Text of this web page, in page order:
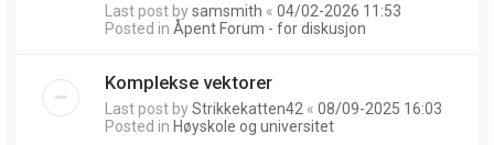
Last post bysamsmith « 04/02-2026 11:53
Posted in Åpent Forum - for diskusjon
Komplekse vektorer
Last post byStrikkekatten42 « 08/09-2025 16:03
Posted in Høyskole og universitet